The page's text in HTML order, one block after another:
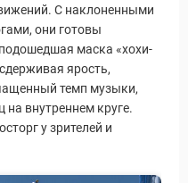
С наклоненными
они готовы
маска «хохи-
ярость,
темп музыки,
внутреннем круге.
у зрителей и